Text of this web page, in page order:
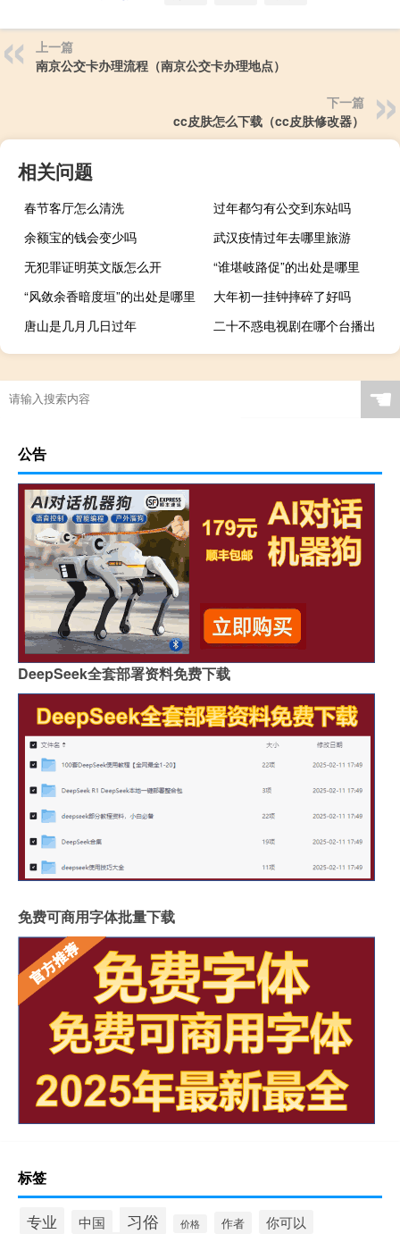
上一篇
南京公交卡办理流程（南京公交卡办理地点）
下一篇
cc皮肤怎么下载（cc皮肤修改器）
相关问题
春节客厅怎么清洗
过年都匀有公交到东站吗
余额宝的钱会变少吗
武汉疫情过年去哪里旅游
无犯罪证明英文版怎么开
“谁堪岐路促”的出处是哪里
“风敛余香暗度垣”的出处是哪里
大年初一挂钟摔碎了好吗
唐山是几月几日过年
二十不惑电视剧在哪个台播出
☚
公告
DeepSeek全套部署资料免费下载
免费可商用字体批量下载
标签
专业 中国 习俗 价格 作者 你可以